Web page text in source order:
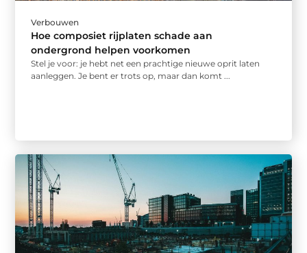
Verbouwen
Hoe composiet rijplaten schade aan
ondergrond helpen voorkomen
Stel je voor: je hebt net een prachtige nieuwe oprit laten
aanleggen. Je bent er trots op, maar dan komt ...